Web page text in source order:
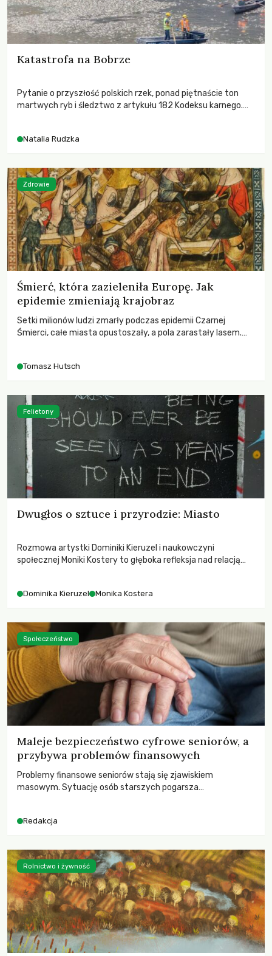
Katastrofa na Bobrze
Pytanie o przyszłość polskich rzek, ponad piętnaście ton
martwych ryb i śledztwo z artykułu 182 Kodeksu karnego.
zdarzeń prowadzących do biologicznej śmierci rzeki.
Natalia Rudzka
Śmierć, która zazieleniła Europę. Jak
epidemie zmieniają krajobraz
Setki milionów ludzi zmarły podczas epidemii Czarnej
Śmierci, całe miasta opustoszały, a pola zarastały lasem.
największych katastrof w swoich dziejach.
Tomasz Hutsch
Zdrowie
Dwugłos o sztuce i przyrodzie: Miasto
Rozmowa artystki Dominiki Kieruzel i naukowczyni
społecznej Moniki Kostery to głęboka refleksja nad relacją
Dominika Kieruzel Monika Kostera
Felietony
Maleje bezpieczeństwo cyfrowe seniorów, a
przybywa problemów finansowych
Problemy finansowe seniorów stają się zjawiskiem
masowym. Sytuację osób starszych pogarsza
Redakcja
Społeczeństwo
Rolnictwo i żywność